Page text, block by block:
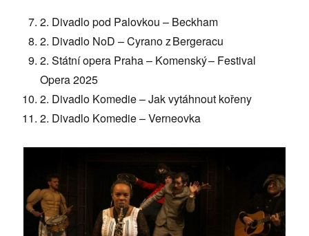
2. Divadlo pod Palovkou – Beckham
2. Divadlo NoD – Cyrano z Bergeracu
2. Státní opera Praha – Komenský – Festival
Opera 2025
2. Divadlo Komedie – Jak vytáhnout kořeny
2. Divadlo Komedie – Verneovka